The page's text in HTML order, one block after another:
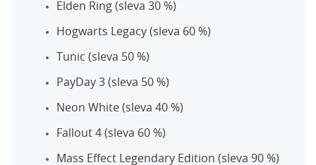
Elden Ring (sleva 30 %)
Hogwarts Legacy (sleva 60 %)
Tunic (sleva 50 %)
PayDay 3 (sleva 50 %)
Neon White (sleva 40 %)
Fallout 4 (sleva 60 %)
Mass Effect Legendary Edition (sleva 90 %)